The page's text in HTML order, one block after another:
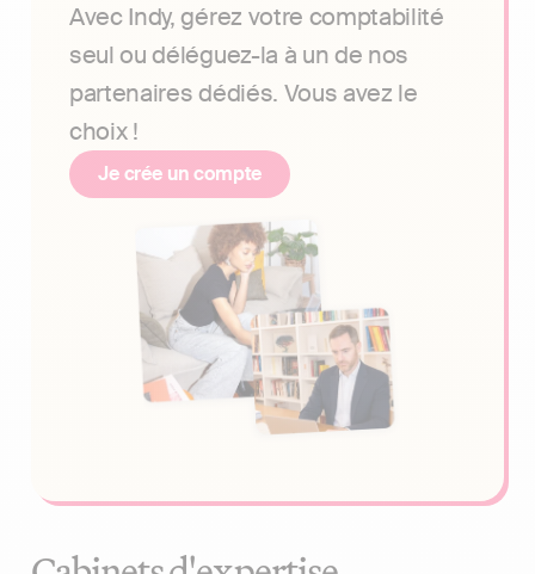
Avec Indy, gérez votre comptabilité
seul ou déléguez-la à un de nos
partenaires dédiés. Vous avez le
choix !
Je crée un compte